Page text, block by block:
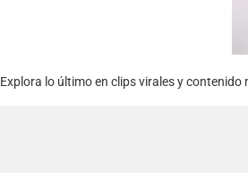
Explora lo último en clips virales y